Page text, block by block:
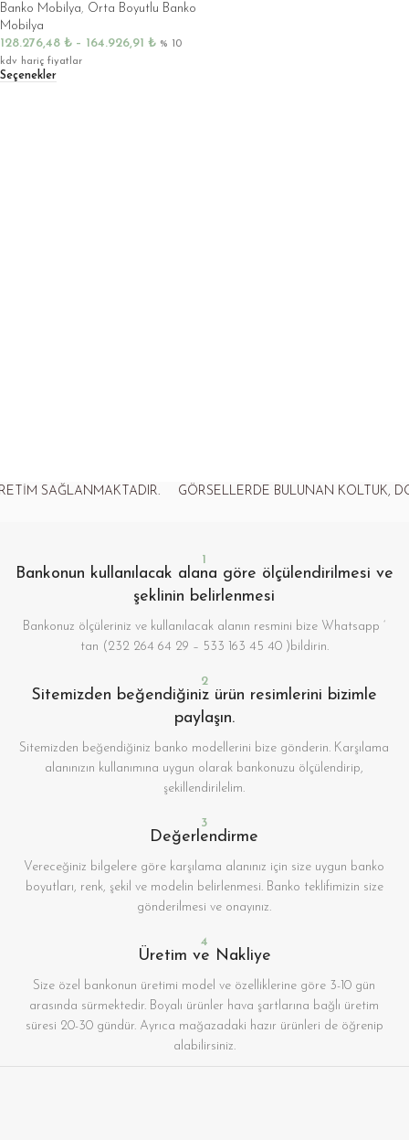
Banko Mobilya, Orta Boyutlu Banko
Mobilya
128.276,48 ₺ – 164.926,91 ₺ % 10
kdv hariç fiyatlar
Seçenekler
GÖRSELLERDE BULUNAN KOLTUK,
1
Bankonun kullanılacak alana göre ölçülendirilmesi ve
şeklinin belirlenmesi
Bankonuz ölçüleriniz ve kullanılacak alanın resmini bize Whatsapp ‘
tan (232 264 64 29 – 533 163 45 40 )bildirin.
2
Sitemizden beğendiğiniz ürün resimlerini bizimle
paylaşın.
Sitemizden beğendiğiniz banko modellerini bize gönderin. Karşılama
alanınızın kullanımına uygun olarak bankonuzu ölçülendirip,
şekillendirilelim.
3
Değerlendirme
Vereceğiniz bilgelere göre karşılama alanınız için size uygun banko
boyutları, renk, şekil ve modelin belirlenmesi. Banko teklifimizin size
gönderilmesi ve onayınız.
4
Üretim ve Nakliye
Size özel bankonun üretimi model ve özelliklerine göre 3-10 gün
arasında sürmektedir. Boyalı ürünler hava şartlarına bağlı üretim
süresi 20-30 gündür. Ayrıca mağazadaki hazır ürünleri de öğrenip
alabilirsiniz.